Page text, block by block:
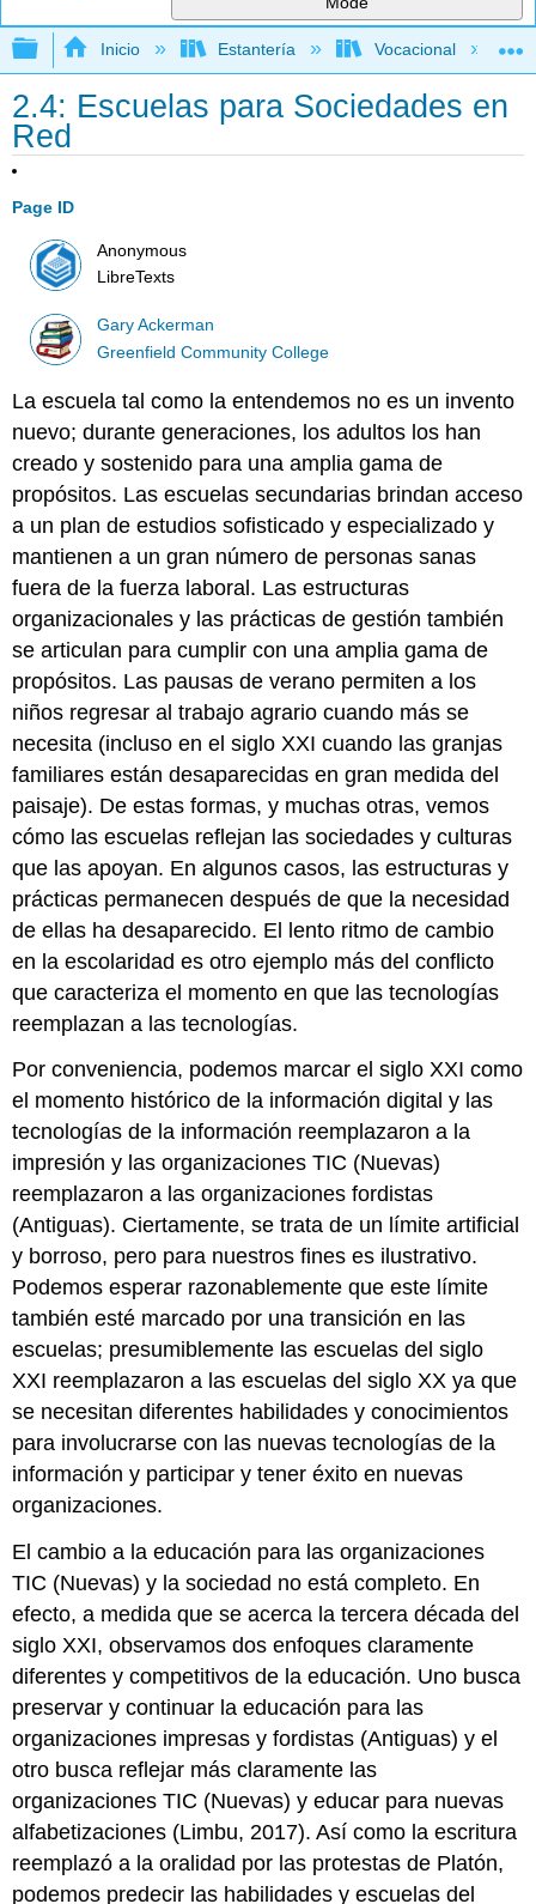
Expandir/contraer jerarquía global
Inicio Estantería Vocacional
2.4: Escuelas para Sociedades en
Red
Page ID
Anonymous
LibreTexts
Gary Ackerman
Greenfield Community College
La escuela tal como la entendemos no es un invento
nuevo; durante generaciones, los adultos los han
creado y sostenido para una amplia gama de
propósitos. Las escuelas secundarias brindan acceso
a un plan de estudios sofisticado y especializado y
mantienen a un gran número de personas sanas
fuera de la fuerza laboral. Las estructuras
organizacionales y las prácticas de gestión también
se articulan para cumplir con una amplia gama de
propósitos. Las pausas de verano permiten a los
niños regresar al trabajo agrario cuando más se
necesita (incluso en el siglo XXI cuando las granjas
familiares están desaparecidas en gran medida del
paisaje). De estas formas, y muchas otras, vemos
cómo las escuelas reflejan las sociedades y culturas
que las apoyan. En algunos casos, las estructuras y
prácticas permanecen después de que la necesidad
de ellas ha desaparecido. El lento ritmo de cambio
en la escolaridad es otro ejemplo más del conflicto
que caracteriza el momento en que las tecnologías
reemplazan a las tecnologías.
Por conveniencia, podemos marcar el siglo XXI como
el momento histórico de la información digital y las
tecnologías de la información reemplazaron a la
impresión y las organizaciones TIC (Nuevas)
reemplazaron a las organizaciones fordistas
(Antiguas). Ciertamente, se trata de un límite artificial
y borroso, pero para nuestros fines es ilustrativo.
Podemos esperar razonablemente que este límite
también esté marcado por una transición en las
escuelas; presumiblemente las escuelas del siglo
XXI reemplazaron a las escuelas del siglo XX ya que
se necesitan diferentes habilidades y conocimientos
para involucrarse con las nuevas tecnologías de la
información y participar y tener éxito en nuevas
organizaciones.
El cambio a la educación para las organizaciones
TIC (Nuevas) y la sociedad no está completo. En
efecto, a medida que se acerca la tercera década del
siglo XXI, observamos dos enfoques claramente
diferentes y competitivos de la educación. Uno busca
preservar y continuar la educación para las
organizaciones impresas y fordistas (Antiguas) y el
otro busca reflejar más claramente las
organizaciones TIC (Nuevas) y educar para nuevas
alfabetizaciones (Limbu, 2017). Así como la escritura
reemplazó a la oralidad por las protestas de Platón,
podemos predecir las habilidades y escuelas del